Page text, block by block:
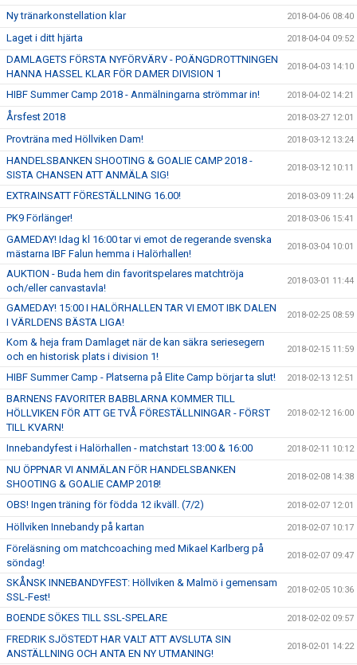
Ny tränarkonstellation klar 2018-04-06 08:40
Laget i ditt hjärta 2018-04-04 09:52
DAMLAGETS FÖRSTA NYFÖRVÄRV - POÄNGDROTTNINGEN
HANNA HASSEL KLAR FÖR DAMER DIVISION 1
2018-04-03 14:10
HIBF Summer Camp 2018 - Anmälningarna strömmar in! 2018-04-02 14:21
Årsfest 2018 2018-03-27 12:01
Provträna med Höllviken Dam! 2018-03-12 13:24
HANDELSBANKEN SHOOTING & GOALIE CAMP 2018 -
SISTA CHANSEN ATT ANMÄLA SIG!
2018-03-12 10:11
EXTRAINSATT FÖRESTÄLLNING 16.00! 2018-03-09 11:24
PK9 Förlänger! 2018-03-06 15:41
GAMEDAY! Idag kl 16:00 tar vi emot de regerande svenska
mästarna IBF Falun hemma i Halörhallen!
2018-03-04 10:01
AUKTION - Buda hem din favoritspelares matchtröja
och/eller canvastavla!
2018-03-01 11:44
GAMEDAY! 15:00 I HALÖRHALLEN TAR VI EMOT IBK DALEN
I VÄRLDENS BÄSTA LIGA!
2018-02-25 08:59
Kom & heja fram Damlaget när de kan säkra seriesegern
och en historisk plats i division 1!
2018-02-15 11:59
HIBF Summer Camp - Platserna på Elite Camp börjar ta slut! 2018-02-13 12:51
BARNENS FAVORITER BABBLARNA KOMMER TILL
HÖLLVIKEN FÖR ATT GE TVÅ FÖRESTÄLLNINGAR - FÖRST
TILL KVARN!
2018-02-12 16:00
Innebandyfest i Halörhallen - matchstart 13:00 & 16:00 2018-02-11 10:12
NU ÖPPNAR VI ANMÄLAN FÖR HANDELSBANKEN
SHOOTING & GOALIE CAMP 2018!
2018-02-08 14:38
OBS! Ingen träning för födda 12 ikväll. (7/2) 2018-02-07 12:01
Höllviken Innebandy på kartan 2018-02-07 10:17
Föreläsning om matchcoaching med Mikael Karlberg på
söndag!
2018-02-07 09:47
SKÅNSK INNEBANDYFEST: Höllviken & Malmö i gemensam
SSL-Fest!
2018-02-05 10:36
BOENDE SÖKES TILL SSL-SPELARE 2018-02-02 09:57
FREDRIK SJÖSTEDT HAR VALT ATT AVSLUTA SIN
ANSTÄLLNING OCH ANTA EN NY UTMANING!
2018-02-01 14:22